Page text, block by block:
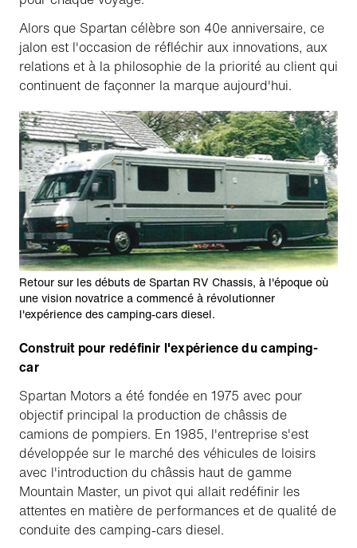
Alors que Spartan célèbre son 40e anniversaire, ce
jalon est l'occasion de réfléchir aux innovations, aux
relations et à la philosophie de la priorité au client qui
continuent de façonner la marque aujourd'hui.
Retour sur les débuts de Spartan RV Chassis, à l'époque où
une vision novatrice a commencé à révolutionner
l'expérience des camping-cars diesel.
Construit pour redéfinir l'expérience du camping-
car
Spartan Motors a été fondée en 1975 avec pour
objectif principal la production de châssis de
camions de pompiers. En 1985, l'entreprise s'est
développée sur le marché des véhicules de loisirs
avec l'introduction du châssis haut de gamme
Mountain Master, un pivot qui allait redéfinir les
attentes en matière de performances et de qualité de
conduite des camping-cars diesel.